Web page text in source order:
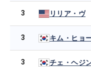
3 リリア・ヴ
3 キム・ヒョ
3 チェ・ヘジ